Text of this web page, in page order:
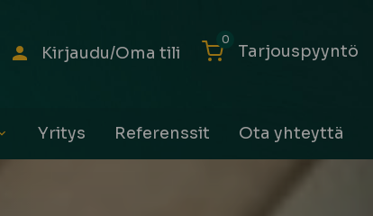
Kirjaudu/Oma tili Tarjouspyyntö
0
Yritys Referenssit Ota yhteyttä